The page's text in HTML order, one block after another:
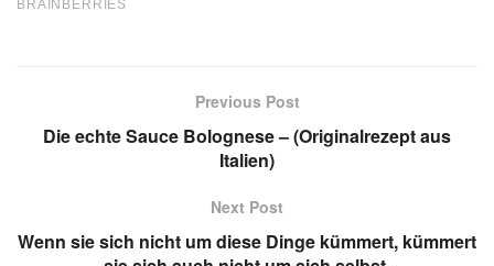
Previous Post
Die echte Sauce Bolognese – (Originalrezept aus
Italien)
Next Post
Wenn sie sich nicht um diese Dinge kümmert, kümmert